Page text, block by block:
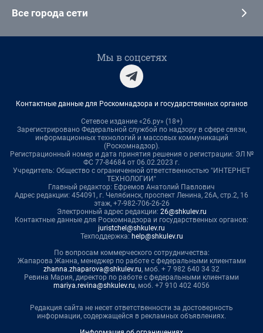
Все города сети
Мы в соцсетях
Контактные данные для Роскомнадзора и государственных органов
Сетевое издание «26.ру» (18+)
Зарегистрировано Федеральной службой по надзору в сфере связи,
информационных технологий и массовых коммуникаций
(Роскомнадзор).
Регистрационный номер и дата принятия решения о регистрации: ЭЛ №
ФС 77-84684 от 06.02.2023 г.
Учредитель: Общество с ограниченной ответственностью "ИНТЕРНЕТ
ТЕХНОЛОГИИ"
Главный редактор: Ефремов Анатолий Павлович
Адрес редакции: 454091, г. Челябинск, проспект Ленина, 26А, стр.2, 16
этаж, +7-982-706-26-26
Электронный адрес редакции: 26@shkulev.ru
Контактные данные для Роскомнадзора и государственных органов:
juristchel@shkulev.ru
Техподдержка: help@shkulev.ru
По вопросам коммерческого сотрудничества:
Жапарова Жанна, менеджер по работе с федеральными клиентами
zhanna.zhaparova@shkulev.ru, моб. + 7 982 640 34 32
Ревина Мария, директор по работе с федеральными клиентами
mariya.revina@shkulev.ru, моб. +7 910 402 4056
Редакция сайта не несет ответственности за достоверность
информации, содержащейся в рекламных объявлениях.